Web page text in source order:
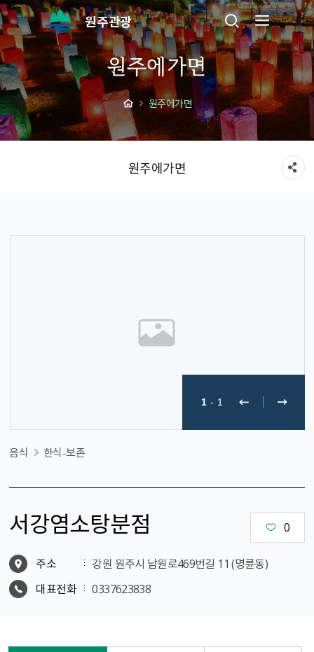
원주관광
원주에가면
원주에가면
원주에가면
1 - 1
음식 한식-보존
서강염소탕분점 0
주소
강원 원주시 남원로469번길 11 (명륜동)
대표전화
0337623838